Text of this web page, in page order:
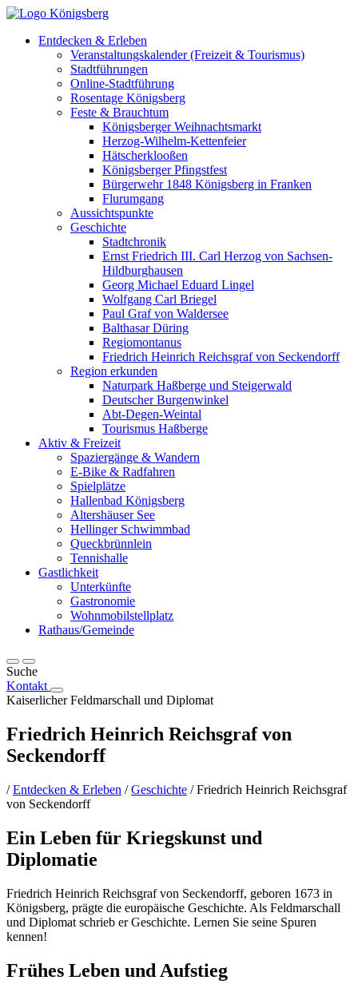
Entdecken & Erleben
Veranstaltungskalender (Freizeit & Tourismus)
Stadtführungen
Online-Stadtführung
Rosentage Königsberg
Feste & Brauchtum
Königsberger Weihnachtsmarkt
Herzog-Wilhelm-Kettenfeier
Hätscherklooßen
Königsberger Pfingstfest
Bürgerwehr 1848 Königsberg in Franken
Flurumgang
Aussichtspunkte
Geschichte
Stadtchronik
Ernst Friedrich III. Carl Herzog von Sachsen-
Hildburghausen
Georg Michael Eduard Lingel
Wolfgang Carl Briegel
Paul Graf von Waldersee
Balthasar Düring
Regiomontanus
Friedrich Heinrich Reichsgraf von Seckendorff
Region erkunden
Naturpark Haßberge und Steigerwald
Deutscher Burgenwinkel
Abt-Degen-Weintal
Tourismus Haßberge
Aktiv & Freizeit
Spaziergänge & Wandern
E-Bike & Radfahren
Spielplätze
Hallenbad Königsberg
Altershäuser See
Hellinger Schwimmbad
Queckbrünnlein
Tennishalle
Gastlichkeit
Unterkünfte
Gastronomie
Wohnmobilstellplatz
Rathaus/Gemeinde
Suche
Kontakt
Kaiserlicher Feldmarschall und Diplomat
Friedrich Heinrich Reichsgraf von
Seckendorff
/Entdecken & Erleben /Geschichte /Friedrich Heinrich Reichsgraf
von Seckendorff
Ein Leben für Kriegskunst und
Diplomatie
Friedrich Heinrich Reichsgraf von Seckendorff, geboren 1673 in
Königsberg, prägte die europäische Geschichte. Als Feldmarschall
und Diplomat schrieb er Geschichte. Lernen Sie seine Spuren
kennen!
Frühes Leben und Aufstieg